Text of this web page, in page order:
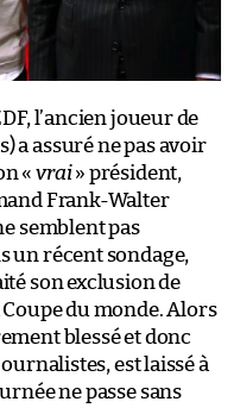
l’ancien joueur de
a assuré ne pas avoir
«vrai» président,
Frank-Walter
semblent pas
un récent sondage,
son exclusion de
Coupe du monde. Alors
blessé et donc
est laissé à
ne passe sans